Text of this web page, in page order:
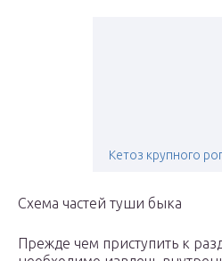
Кетоз крупного
Схема частей туши быка
Прежде чем приступить к